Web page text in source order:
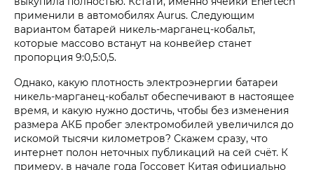
применили в автомобилях Aurus. Следующим
вариантом батарей никель-марганец-кобальт,
которые массово встанут на конвейер станет
пропорция 9:0,5:0,5.
Однако, какую плотность электроэнергии батареи
никель-марганец-кобальт обеспечивают в настоящее
время, и какую нужно достичь, чтобы без изменения
размера АКБ пробег электромобилей увеличился до
искомой тысячи километров? Скажем сразу, что
интернет полон неточных публикаций на сей счёт. К
примеру, в начале года Госсовет Китая официально